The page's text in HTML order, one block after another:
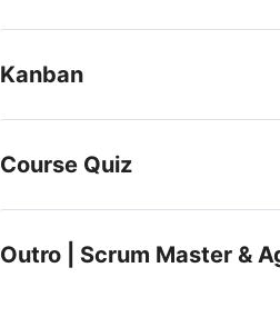
Kanban
Course Quiz
Outro | Scrum Master &